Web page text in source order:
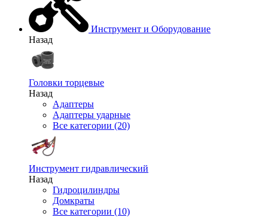
Инструмент и Оборудование
Назад
Головки торцевые
Назад
Адаптеры
Адаптеры ударные
Все категории (20)
Инструмент гидравлический
Назад
Гидроцилиндры
Домкраты
Все категории (10)